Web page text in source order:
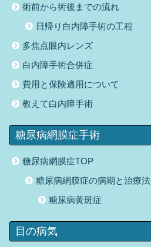
術前から術後までの流れ
日帰り白内障手術の工程
多焦点眼内レンズ
白内障手術合併症
費用と保険適用について
教えて白内障手術
糖尿病網膜症手術
糖尿病網膜症TOP
糖尿病網膜症の病期と治療法
糖尿病黄斑症
目の病気